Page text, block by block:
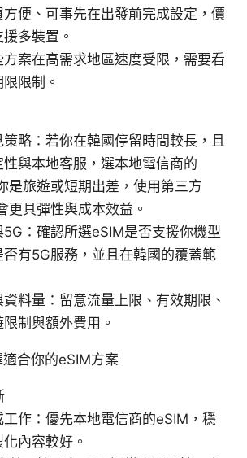
便、可事先在出發前完成設定，價
多裝置。
案在高需求地區速度受限，需要看
限制。
略：若你在韓國停留時間較長，且
性與本地客服，選本地電信商的
是旅遊或短期出差，使用第三方
更具彈性與成本效益。
5G：確認所選eSIM是否支援你機型
否有5G服務，並且在韓國的覆蓋範
料量：留意流量上限、有效期限、
制與額外費用。
合你的eSIM方案
作：優先本地電信商的eSIM，穩
內容較好。